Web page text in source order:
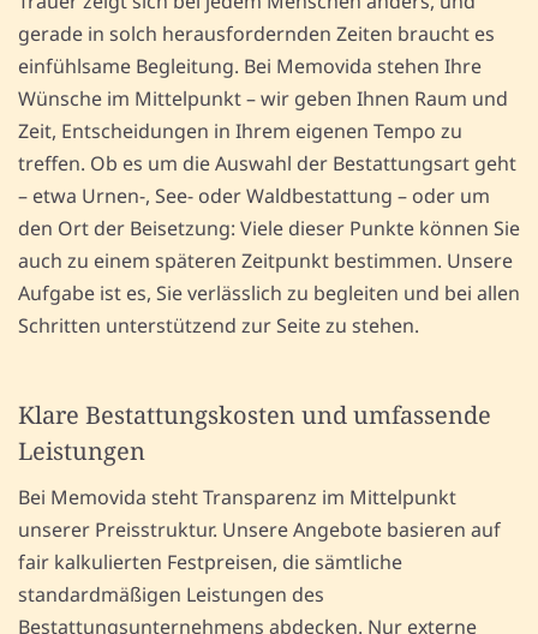
gerade in solch herausfordernden Zeiten braucht es
einfühlsame Begleitung. Bei Memovida stehen Ihre
Wünsche im Mittelpunkt – wir geben Ihnen Raum und
Zeit, Entscheidungen in Ihrem eigenen Tempo zu
treffen. Ob es um die Auswahl der Bestattungsart geht
– etwa Urnen-, See- oder Waldbestattung – oder um
den Ort der Beisetzung: Viele dieser Punkte können Sie
auch zu einem späteren Zeitpunkt bestimmen. Unsere
Aufgabe ist es, Sie verlässlich zu begleiten und bei allen
Schritten unterstützend zur Seite zu stehen.
Klare Bestattungskosten und umfassende
Leistungen
Bei Memovida steht Transparenz im Mittelpunkt
unserer Preisstruktur. Unsere Angebote basieren auf
fair kalkulierten Festpreisen, die sämtliche
standardmäßigen Leistungen des
Bestattungsunternehmens abdecken. Nur externe